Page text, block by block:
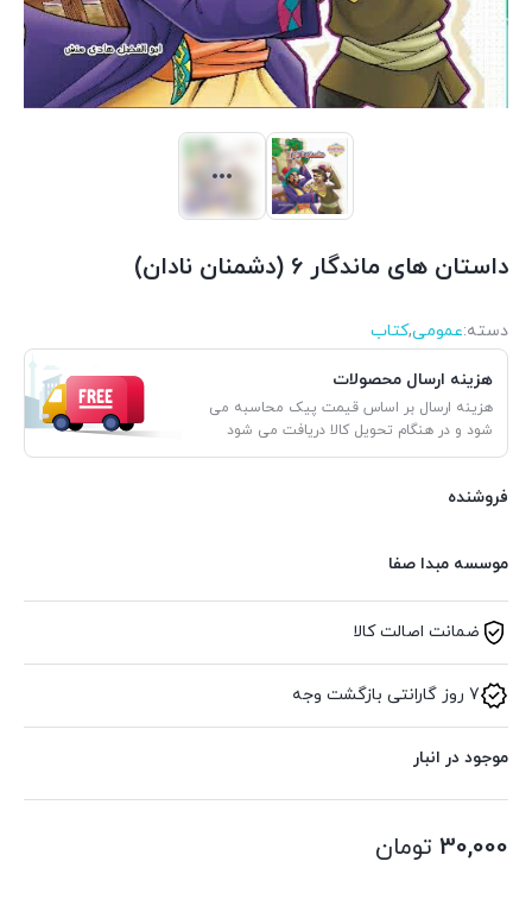
داستان های ماندگار 6 (دشمنان نادان)
دسته:عمومی,کتاب
هزینه ارسال محصولات
هزینه ارسال بر اساس قیمت پیک محاسبه می
شود و در هنگام تحویل کالا دریافت می شود
فروشنده
موسسه مبدا صفا
ضمانت اصالت کالا
7 روز گارانتی بازگشت وجه
موجود در انبار
30,000 تومان